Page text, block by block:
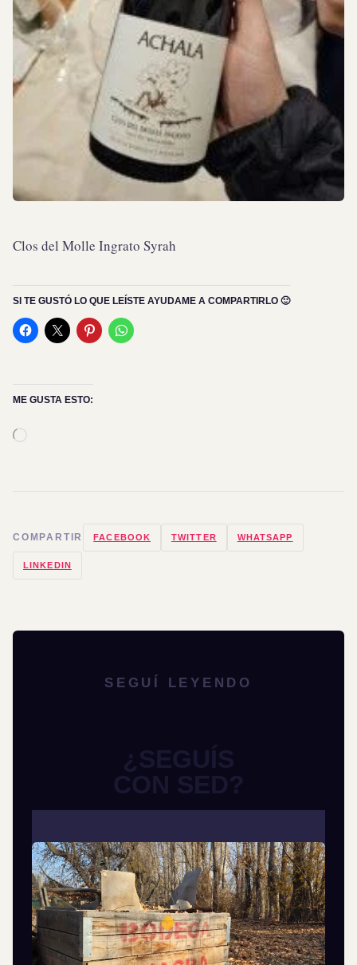
Clos del Molle Ingrato Syrah
SI TE GUSTÓ LO QUE LEÍSTE AYUDAME A COMPARTIRLO 🙂
ME GUSTA ESTO:
COMPARTIR FACEBOOK TWITTER WHATSAPP
LINKEDIN
SEGUÍ LEYENDO
¿SEGUÍS
CON SED?